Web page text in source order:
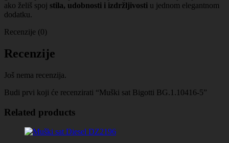
ako želiš spoj stila, udobnosti i izdržljivosti u jednom elegantnom
dodatku.
Recenzije (0)
Recenzije
Još nema recenzija.
Budi prvi koji će recenzirati “Muški sat Bigotti BG.1.10416-5”
Related products